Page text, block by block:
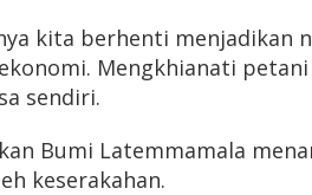
kita berhenti menjadikan
Mengkhianati
sendiri.
Bumi Latemmamala
keserakahan.